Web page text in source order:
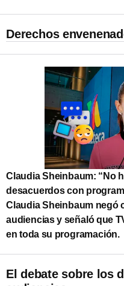
Derechos
Claudia Sheinbaum: “No
desacuerdos con
Claudia Sheinbaum negó
audiencias y señaló que
en toda su programación.
El debate sobre los